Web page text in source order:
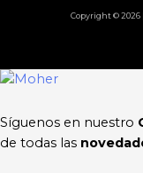
Copyright © 2026
Síguenos en nuestro
de todas las